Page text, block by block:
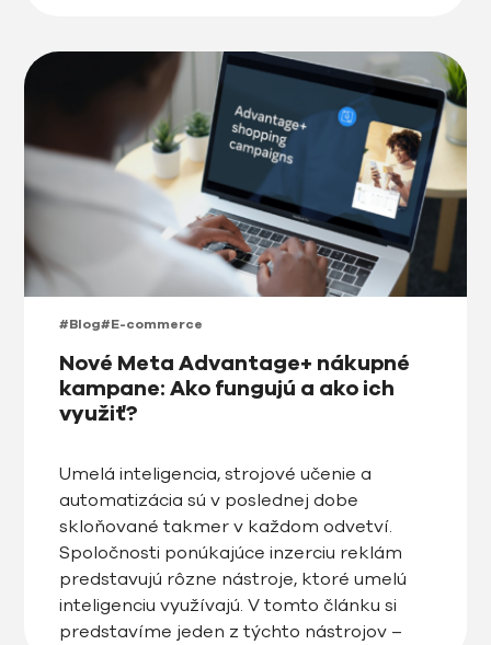
projektoch, rozdeľovať úlohy a určovať
priority. Nie je […]
#Blog#E-commerce
Nové Meta Advantage+ nákupné
kampane: Ako fungujú a ako ich
využiť?
Umelá inteligencia, strojové učenie a
automatizácia sú v poslednej dobe
skloňované takmer v každom odvetví.
Spoločnosti ponúkajúce inzerciu reklám
predstavujú rôzne nástroje, ktoré umelú
inteligenciu využívajú. V tomto článku si
predstavíme jeden z týchto nástrojov –